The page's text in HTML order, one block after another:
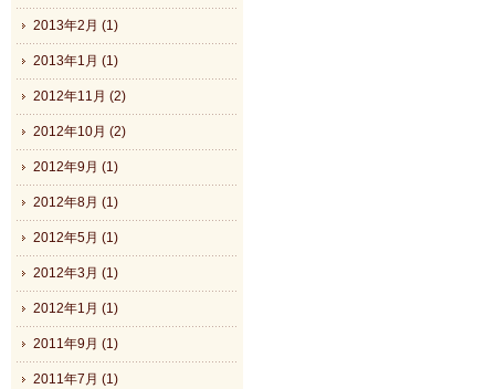
2013年2月 (1)
2013年1月 (1)
2012年11月 (2)
2012年10月 (2)
2012年9月 (1)
2012年8月 (1)
2012年5月 (1)
2012年3月 (1)
2012年1月 (1)
2011年9月 (1)
2011年7月 (1)